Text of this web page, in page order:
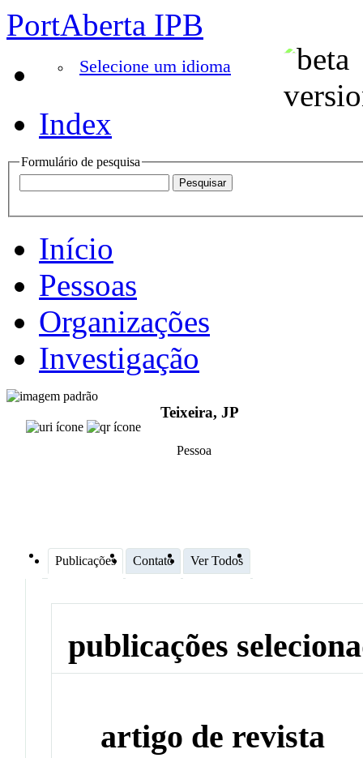
PortAberta IPB
Selecione um idioma
Index
Formulário de pesquisa
Início
Pessoas
Organizações
Investigação
Teixeira, JP
Pessoa
Publicações Contato Ver Todos
publicações
artigo de revista